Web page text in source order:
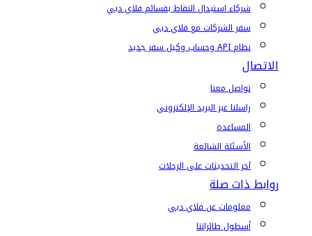
شركاء استبدال النقاط بقسائم فلاي دبي
سفر الشركات مع فلاي دبي
نظام API وحساب وكيل سفر جديد
الاتصال
تواصل معنا
راسلنا عبر البريد الإلكتروني
المساعدة
الأسئلة الشائعة
آخر التحديثات على الرحلات
روابط ذات صلة
معلومات عن فلاي دبي
أسطول طائراتنا